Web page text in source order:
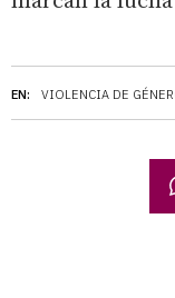
EN: VIOLENCIA DE